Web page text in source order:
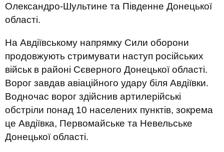
Олександро-Шультине та Південне Донецької
області.
На Авдіївському напрямку Сили оборони
продовжують стримувати наступ російських
військ в районі Сєверного Донецької області.
Ворог завдав авіаційного удару біля Авдіївки.
Водночас ворог здійснив артилерійські
обстріли понад 10 населених пунктів, зокрема
це Авдіївка, Первомайське та Невельське
Донецької області.